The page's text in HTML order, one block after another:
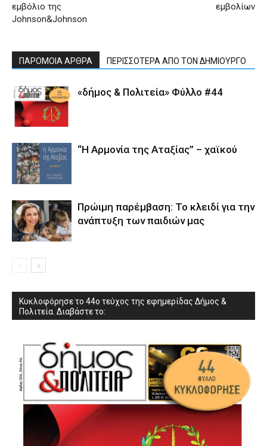
εμβόλιο της
Johnson&Johnson
εμβολίων
ΠΑΡΟΜΟΙΑ ΑΡΘΡΑ ΠΕΡΙΣΣΟΤΕΡΑ ΑΠΟ ΤΟΝ ΔΗΜΙΟΥΡΓΟ
«δήμος & Πολιτεία» Φύλλο #44
“Η Αρμονία της Αταξίας” – χαϊκού
Πρώιμη παρέμβαση: Το κλειδί για την
ανάπτυξη των παιδιών µας
Κυκλοφόρησε το 44ο τεύχος της εφημερίδας Δήμος &
Πολιτεία. Διαβάστε το: